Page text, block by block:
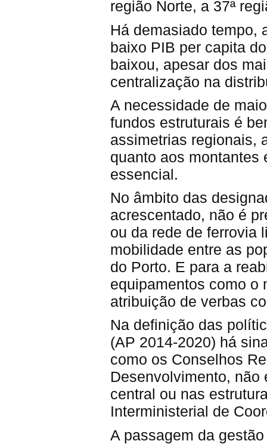
região Norte, a 37ª
Há demasiado tempo,
baixo PIB per capita
baixou, apesar dos
centralização na
A necessidade de
fundos estruturais é
assimetrias regionais,
quanto aos montantes
essencial.
No âmbito das
acrescentado, não é
ou da rede de ferrovia
mobilidade entre as
do Porto. E para a
equipamentos como o
atribuição de verbas
Na definição das
(AP 2014-2020) há
como os Conselhos
Desenvolvimento, não
central ou nas
Interministerial de
A passagem da